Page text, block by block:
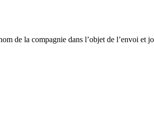
de la compagnie dans l’objet de l’envoi et